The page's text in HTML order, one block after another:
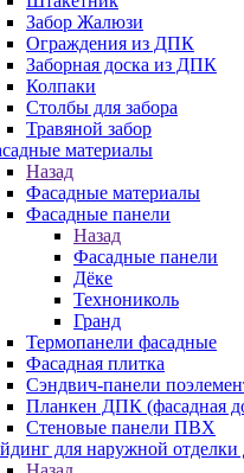
Забор Жалюзи
Ограждения из ДПК
Заборная доска из ДПК
Колпаки
Столбы для забора
Травяной забор
материалы
Назад
Фасадные материалы
Фасадные панели
Назад
Фасадные панели
Дёке
Технониколь
Гранд
Термопанели фасадные
Фасадная плитка
Сэндвич-панели
Планкен ДПК (фасадная
Стеновые панели ПВХ
для наружной отделки